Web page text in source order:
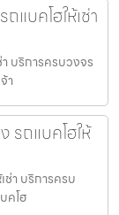
แบคโฮให้เช่า
า บริการครบวงจร
า
รถแบคโฮให้
ช่า บริการครบ
คโฮ